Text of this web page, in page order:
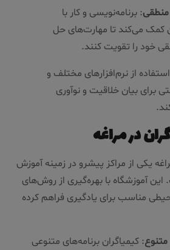
: برنامه‌نویسی و کار با
کمک می‌کند تا مهارت‌های حل
خود را تقویت کنند.
از نرم‌افزارهای مختلف و
برای بیان خلاقیت و نوآوری
در مراغه
یکی از مراکز پیشرو در زمینه آموزش
این آموزشگاه با بهره‌گیری از روش‌های
مناسب برای یادگیری فراهم کرده
متنوع: کیمیاگران برنامه‌های متنوعی